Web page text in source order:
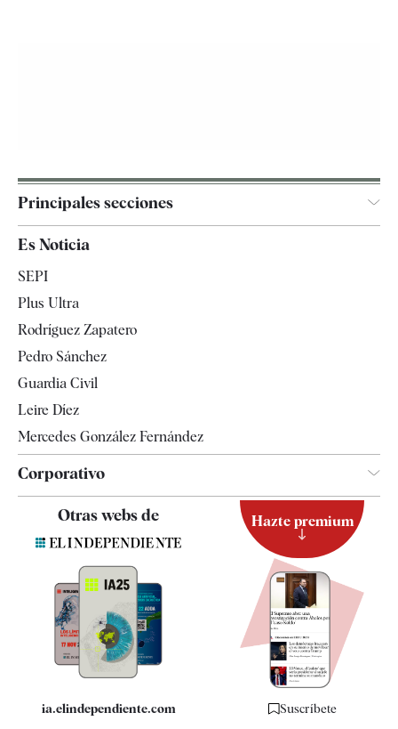
Principales secciones
Televisión
Es Noticia
SEPI
Plus Ultra
Rodríguez Zapatero
Pedro Sánchez
Guardia Civil
Leire Díez
Mercedes González Fernández
Corporativo
Quiénes somos
Especificaciones
Otras webs de
ia.elindependiente.com
Hazte premium
Suscríbete